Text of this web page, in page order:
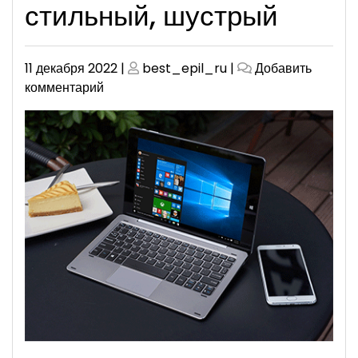
стильный, шустрый
Опубликовано
11 декабря 2022 | Опубликовано
best_epil_ru |
Добавить
комментарий
CHUWI
HiBook
in
1
Ultrabook:
тонкий,
стильный,
шустрый